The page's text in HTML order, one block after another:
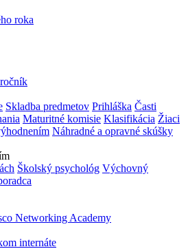
roka
Skladba predmetov Prihláška Časti
Maturitné komisie Klasifikácia Žiaci
Náhradné a opravné skúšky
Školský psychológ Výchovný
Networking Academy
internáte